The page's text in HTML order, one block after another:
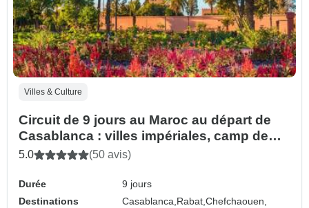
Villes & Culture
Circuit de 9 jours au Maroc au départ de
Casablanca : villes impériales, camp de
luxe dans le désert et Maroc
5.0 (50 avis)
Durée
9 jours
Destinations
Casablanca, Rabat,Chefchaouen,